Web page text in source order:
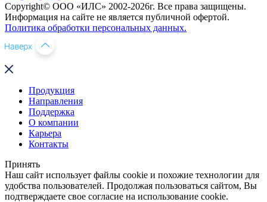
Copyright© ООО «ИЛС» 2002-2026г. Все права защищены.
Информация на сайте не является публичной офертой.
Политика обработки персональных данных.
Продукция
Направления
Поддержка
О компании
Карьера
Контакты
Принять
Наш сайт использует файлы cookie и похожие технологии для
удобства пользователей. Продолжая пользоваться сайтом, Вы
подтверждаете свое согласие на использование cookie.